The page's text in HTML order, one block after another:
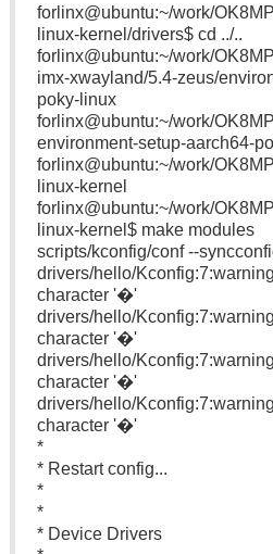
forlinx@ubuntu:~/work/
linux-kernel/drivers$ cd ../..
forlinx@ubuntu:~/work/
imx-xwayland/5.4-zeus/
poky-linux
forlinx@ubuntu:~/work/
environment-setup-aarch64-
forlinx@ubuntu:~/work/
linux-kernel
forlinx@ubuntu:~/work/
linux-kernel$ make modules
scripts/kconfig/conf --
drivers/hello/
character '�'
drivers/hello/
character '�'
drivers/hello/
character '�'
drivers/hello/
character '�'
*
* Restart config...
*
*
* Device Drivers